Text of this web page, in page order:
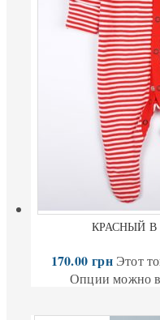
КРАСНЫЙ
170.00грн Этот
Опции можно